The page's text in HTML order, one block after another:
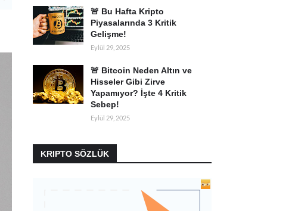
🚨 Bu Hafta Kripto
Piyasalarında 3 Kritik
Gelişme!
Eylül 29, 2025
🚨 Bitcoin Neden Altın ve
Hisseler Gibi Zirve
Yapamıyor? İşte 4 Kritik
Sebep!
Eylül 29, 2025
KRIPTO SÖZLÜK